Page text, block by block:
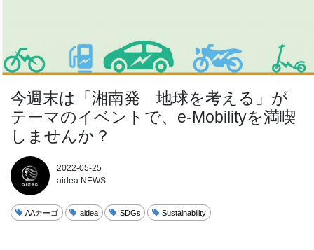
今週末は「湘南発 地球を考える」が
テーマのイベントで、e-Mobilityを満喫
しませんか？
2022-05-25
aidea NEWS
AAカーゴ aidea SDGs Sustainability